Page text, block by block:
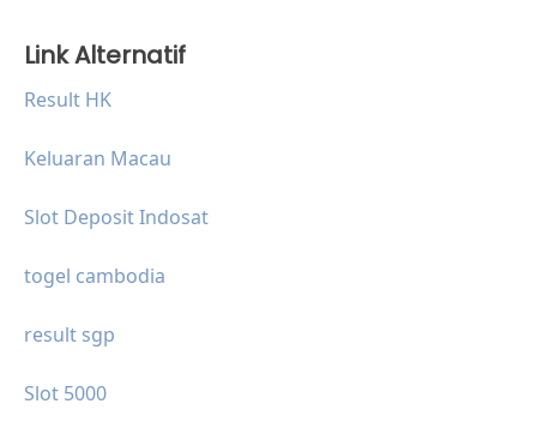
Link Alternatif
Result HK
Keluaran Macau
Slot Deposit Indosat
togel cambodia
result sgp
Slot 5000